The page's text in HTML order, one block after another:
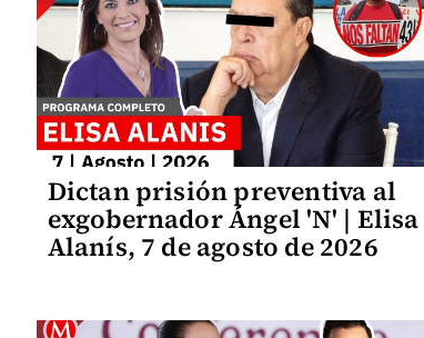
Dictan prisión preventiva al
exgobernador Ángel 'N' | Elisa
Alanís, 7 de agosto de 2026